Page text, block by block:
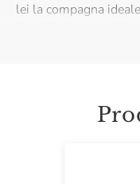
lei la compagna
qualità, per